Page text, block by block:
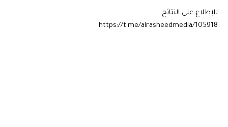
للإطلاع على النتائج:
https://t.me/alrasheedmedia/105918